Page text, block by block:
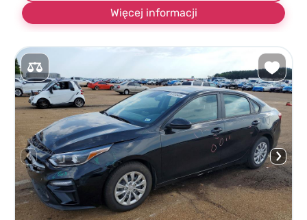
Więcej informacji